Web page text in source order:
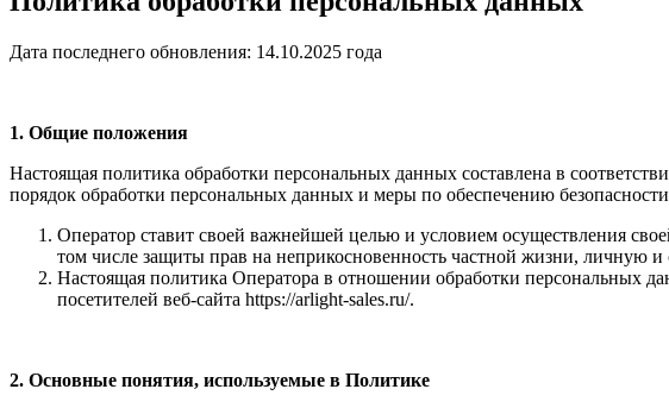
Дата последнего обновления: 14.10.2025 года
1. Общие положения
Настоящая политика обработки персональных данных составлена в
порядок обработки персональных данных и меры по обеспечению
Оператор ставит своей важнейшей целью и условием осуществления
том числе защиты прав на неприкосновенность частной жизни, личную и
Настоящая политика Оператора в отношении обработки персональных
посетителей веб-сайта https://arlight-sales.ru/.
2. Основные понятия, используемые в Политике